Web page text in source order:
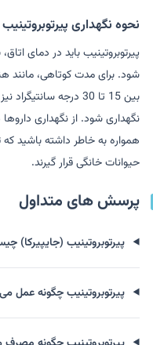
نحوه نگهداری
شود. برای مدت کوتاهی، مانند
بین 15 تا 30 درجه
نگهداری شود. از نگهداری
همواره به خاطر داشته باشید
حیوانات خانگی قرار گیرند.
پرسش های متداول
پیرتوبروتینیب (جایپیرکا)
پیرتوبروتینیب چگونه عمل